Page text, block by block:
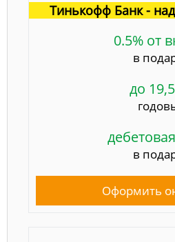
Тинькофф Банк -
0.5% от
в
до
в
Оформить